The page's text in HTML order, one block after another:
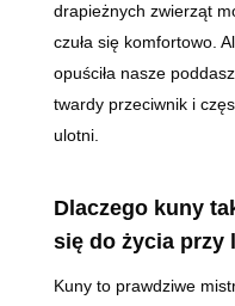
drapieżnych zwierząt
czuła się komfortowo.
opuściła nasze
twardy przeciwnik i
ulotni.
Dlaczego kuny
się do życia przy
Kuny to prawdziwe